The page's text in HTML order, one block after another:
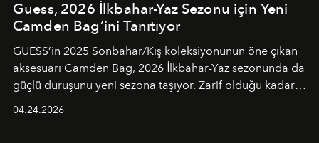
Guess, 2026 İlkbahar-Yaz Sezonu için Yeni
Camden Bag’ini Tanıtıyor
GUESS’in 2025 Sonbahar/Kış koleksiyonunun öne çıkan
aksesuarı Camden Bag, 2026 İlkbahar-Yaz sezonunda da
güçlü duruşunu yeni sezona taşıyor. Zarif olduğu kadar
04.24.2026